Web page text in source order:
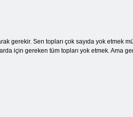
gerekir. Sen topları çok sayıda yok etmek
için gereken tüm topları yok etmek. Ama